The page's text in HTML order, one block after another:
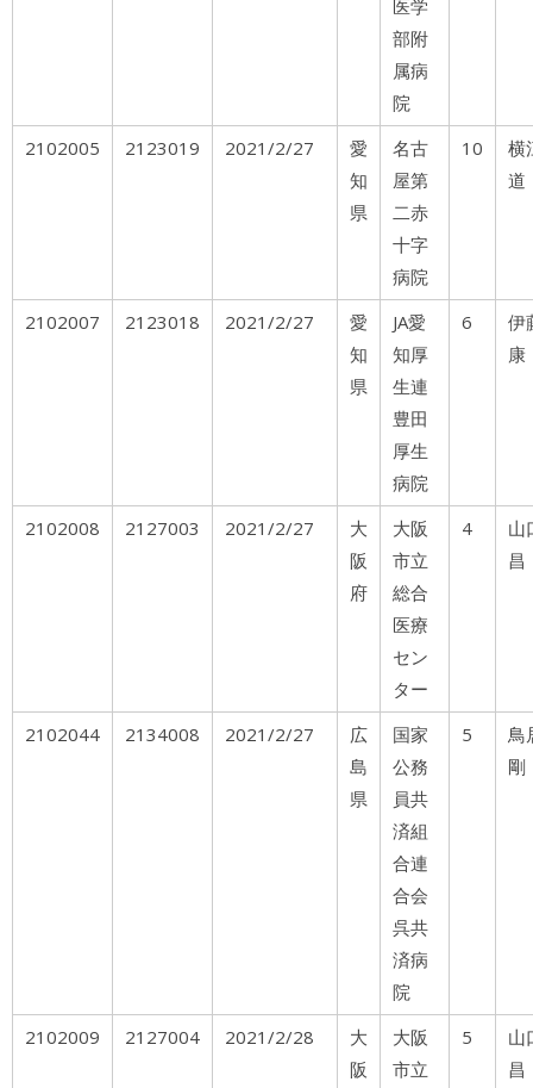
医学
部附
属病
院
2102005 2123019 2021/2/27
愛
知
県
名古
屋第
二赤
十字
病院
10
横
道
2102007 2123018 2021/2/27
愛
知
県
JA愛
知厚
生連
豊田
厚生
病院
6
伊
康
2102008 2127003 2021/2/27
大
阪
府
大阪
市立
総合
医療
セン
ター
4
山
昌
2102044 2134008 2021/2/27
広
島
県
国家
公務
員共
済組
合連
合会
呉共
済病
院
5
剛
2102009 2127004 2021/2/28
大
阪
大阪
市立
5
山
昌